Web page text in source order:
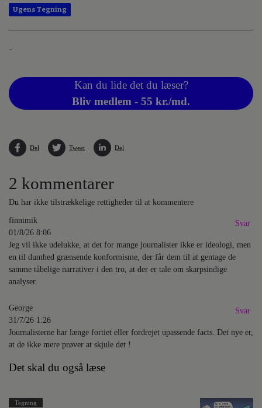
Ugens Tegning
-
Kan du lide det du læser?
Bliv medlem - 55 kr./md.
Del Tweet Del
2 kommentarer
Du har ikke tilstrækkelige rettigheder til at kommentere
finnimik
01/8/26 8:06
Jeg vil ikke udelukke, at det for mange journalister ikke er ideologi, men
en til dumhed grænsende konformisme, der får dem til at gentage de
samme tåbelige narrativer i den tro, at der er tale om skarpsindige
analyser.
Svar
George
31/7/26 1:26
Journalisterne har længe fortiet eller fordrejet upassende facts. Det nye er,
at de ikke mere prøver at skjule det !
Svar
Det skal du også læse
Tegning